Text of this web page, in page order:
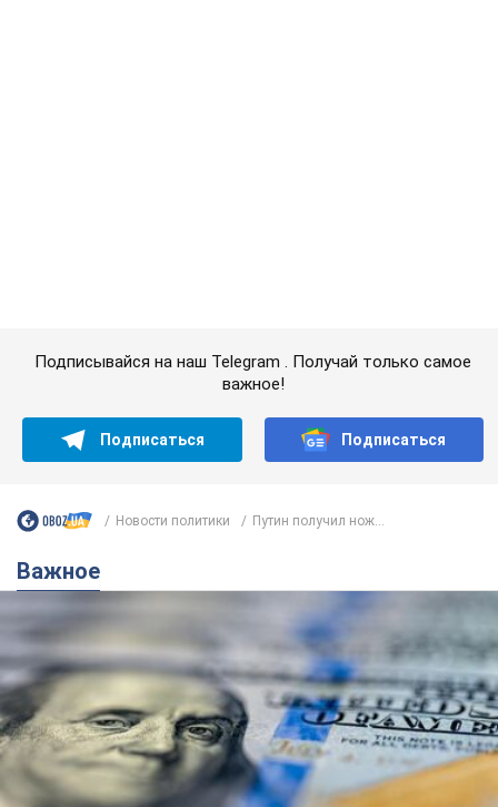
Банки "готовятся" к новому курсу доллара:
ближайшие дни
6.08.2026 22:58
Украинцам обещают по 850 грн от
мобильных операторов: что не так с
этими сообщениями
Как не попасть в ловушку мошенников
6.08.2026 21:02 15,5 т.